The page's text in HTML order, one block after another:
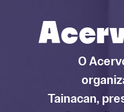
O
Tainacan,